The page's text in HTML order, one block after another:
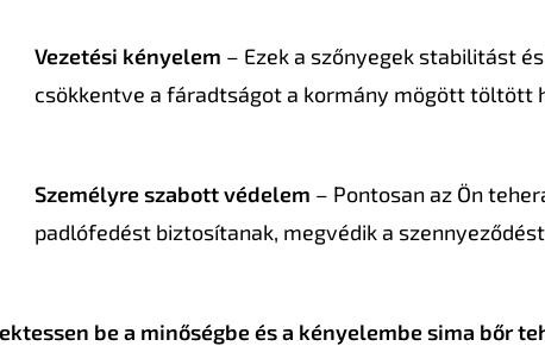
Vezetési kényelem – Ezek a szőnyegek stabilitást
csökkentve a fáradtságot a kormány mögött töltött
Személyre szabott védelem – Pontosan az Ön
padlófedést biztosítanak, megvédik a
be a minőségbe és a kényelembe sima bőr